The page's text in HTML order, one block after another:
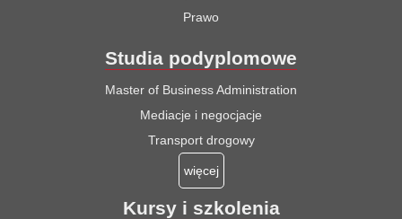
Prawo
Studia podyplomowe
Master of Business Administration
Mediacje i negocjacje
Transport drogowy
więcej
Kursy i szkolenia